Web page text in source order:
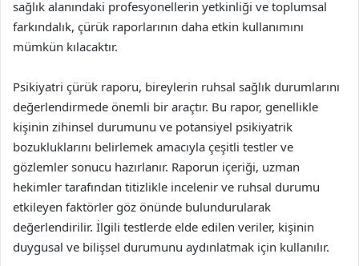
sağlık alanındaki profesyonellerin yetkinliği ve toplumsal
farkındalık, çürük raporlarının daha etkin kullanımını
mümkün kılacaktır.
Psikiyatri çürük raporu, bireylerin ruhsal sağlık durumlarını
değerlendirmede önemli bir araçtır. Bu rapor, genellikle
kişinin zihinsel durumunu ve potansiyel psikiyatrik
bozukluklarını belirlemek amacıyla çeşitli testler ve
gözlemler sonucu hazırlanır. Raporun içeriği, uzman
hekimler tarafından titizlikle incelenir ve ruhsal durumu
etkileyen faktörler göz önünde bulundurularak
değerlendirilir. İlgili testlerde elde edilen veriler, kişinin
duygusal ve bilişsel durumunu aydınlatmak için kullanılır.